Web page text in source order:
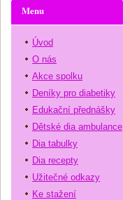
Menu
Úvod
O nás
Akce spolku
Deníky pro diabetiky
Edukační přednášky
Dětské dia ambulance
Dia tabulky
Dia recepty
Užitečné odkazy
Ke stažení